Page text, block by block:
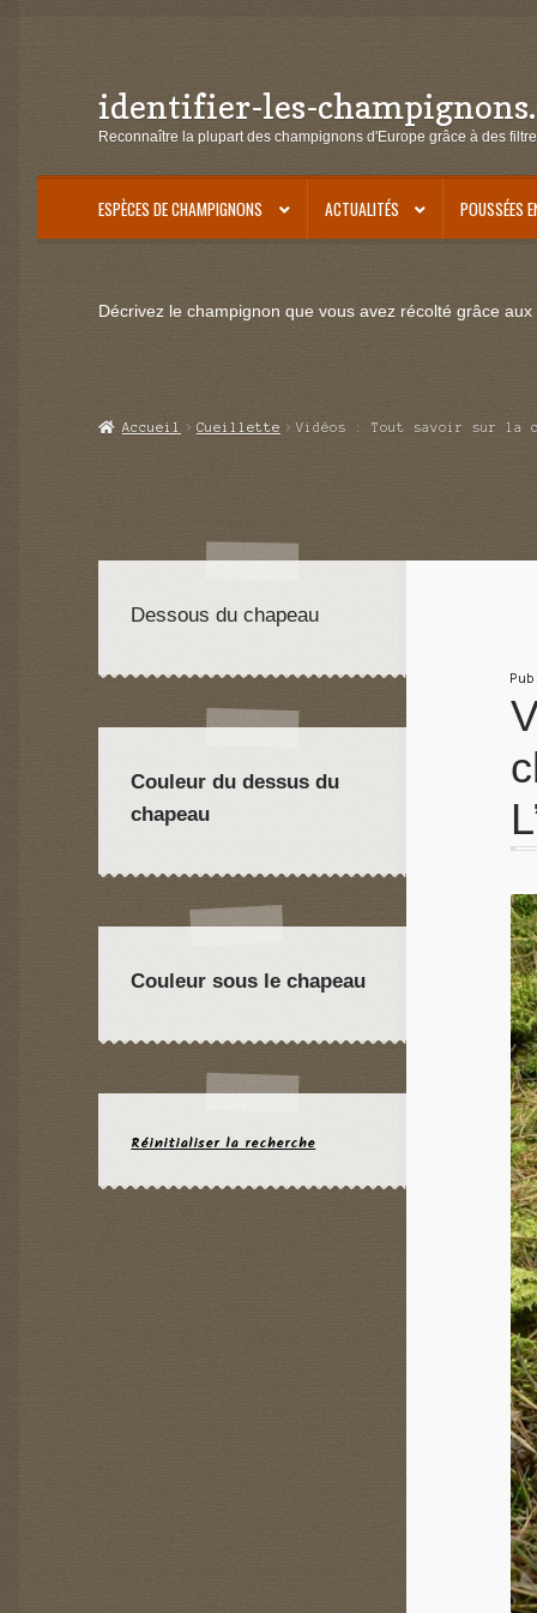
Aller
à
navigation
Aller
au
identifier-les-
Reconnaître la plupart des champignons d'Europe grâce à des
ESPÈCES DE CHAMPIGNONS ACTUALITÉS POUSSÉES
Décrivez le champignon que vous avez récolté grâce
Accueil Cueillette Vidéos : Tout savoir sur la
Dessous du chapeau
Couleur du dessus du
chapeau
Couleur sous le chapeau
Réinitialiser la recherche